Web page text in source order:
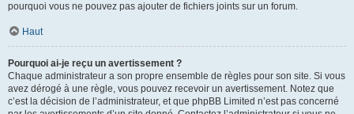
pourquoi vous ne pouvez pas ajouter de fichiers joints sur un forum.
Haut
Pourquoi ai-je reçu un avertissement ?
Chaque administrateur a son propre ensemble de règles pour son site. Si vous
avez dérogé à une règle, vous pouvez recevoir un avertissement. Notez que
c’est la décision de l’administrateur, et que phpBB Limited n’est pas concerné